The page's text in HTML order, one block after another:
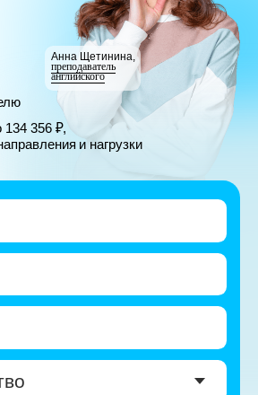
₽,
и нагрузки
Анна Щетинина,
преподаватель